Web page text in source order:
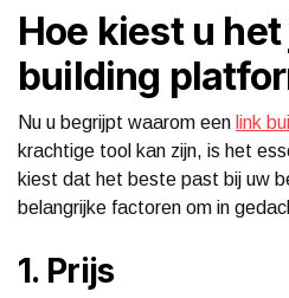
Hoe kiest u
building
Nu u begrijpt waarom een link
krachtige tool kan zijn, is het
kiest dat het beste past bij uw
belangrijke factoren om in
1. Prijs